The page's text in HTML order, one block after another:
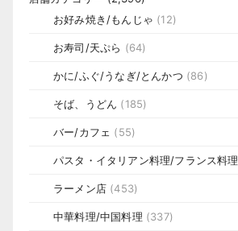
お好み焼き/もんじゃ (12)
お寿司/天ぷら (64)
かに/ふぐ/うなぎ/とんかつ (86)
そば、うどん (185)
バー/カフェ (55)
パスタ・イタリアン料理/フランス料理
ラーメン店 (453)
中華料理/中国料理 (337)